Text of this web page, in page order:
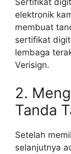
Sertifikat
elektronik
membuat
sertifikat
lembaga
Verisign.
2.
Tanda
Setelah
selanjutnya